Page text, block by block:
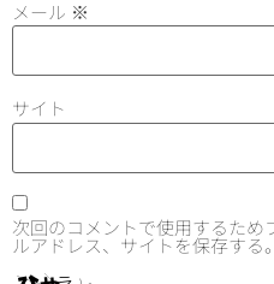
メール ※
サイト
次回のコメントで使用するため
ルアドレス、サイトを保存する。